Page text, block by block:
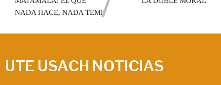
NADA HACE, NADA TEME
UTE USACH NOTICIAS